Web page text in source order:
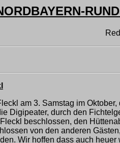
am 3. Samstag im
Digipeater, durch den
beschlossen, den
von den anderen
Wir hoffen dass auch